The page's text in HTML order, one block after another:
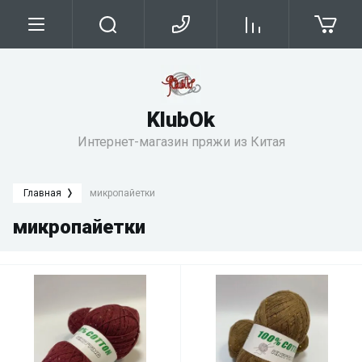
KlubОk
Интернет-магазин пряжи из Китая
Главная микропайетки
микропайетки